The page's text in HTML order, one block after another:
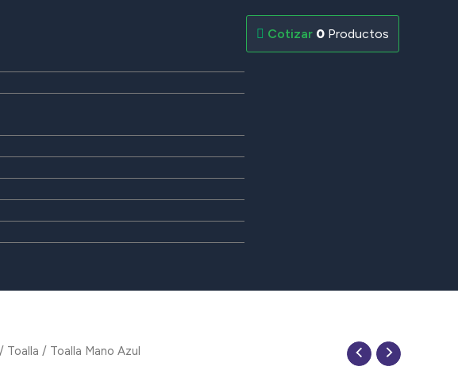
0 Productos
/ Toalla / Toalla Mano Azul